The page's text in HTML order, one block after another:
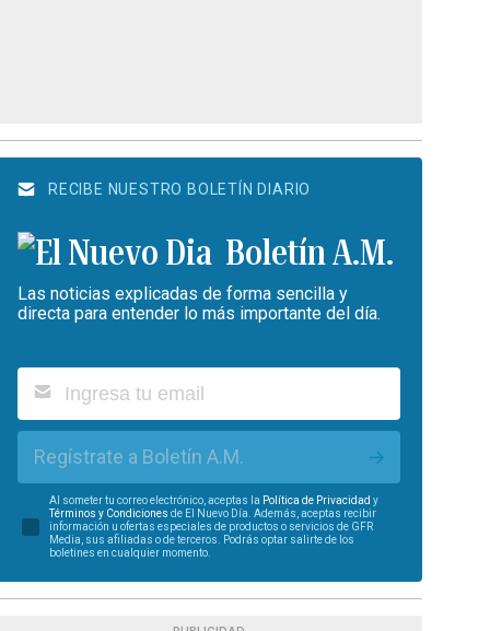
RECIBE NUESTRO BOLETÍN DIARIO
Boletín A.M.
Las noticias explicadas de forma sencilla y
directa para entender lo más importante del día.
Regístrate a Boletín A.M.
Al someter tu correo electrónico, aceptas la Política de Privacidad y
Términos y Condiciones de El Nuevo Día. Además, aceptas recibir
información u ofertas especiales de productos o servicios de GFR
Media, sus afiliadas o de terceros. Podrás optar salirte de los
boletines en cualquier momento.